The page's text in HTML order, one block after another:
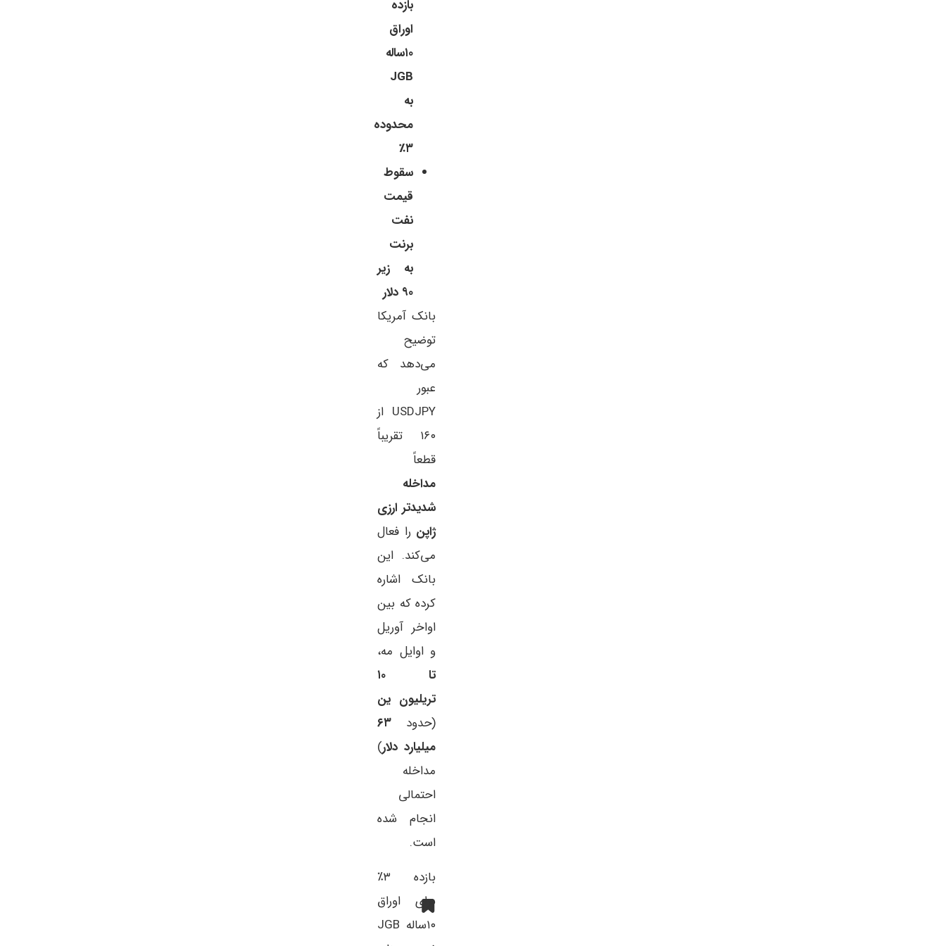
بازده
اوراق
۱۰ساله
JGB
به
محدوده
۳٪
سقوط
قیمت
نفت
برنت
به زیر
۹۰ دلار
بانک آمریکا
توضیح
می‌دهد که
عبور
USDJPY از
۱۶۰ تقریباً
قطعاً
مداخله
شدیدتر ارزی
ژاپن را فعال
می‌کند. این
بانک اشاره
کرده که بین
اواخر آوریل
و اوایل مه،
تا ۱۰
تریلیون ین
(حدود ۶۳
میلیارد دلار)
مداخله
احتمالی
انجام شده
است.
بازده ۳٪
برای اوراق
۱۰ساله JGB